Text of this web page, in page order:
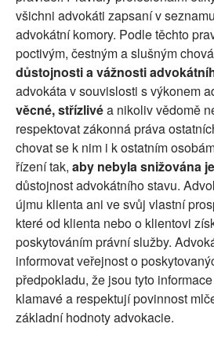
všichni advokáti zapsaní v
advokátní komory. Podle těchto
poctivým, čestným a slušným
důstojnosti a vážnosti
advokáta v souvislosti s výkonem
věcné, střízlivéa nikoliv vědomě
respektovat zákonná práva
chovat se k nim i k ostatním
řízení tak, aby nebyla snižována
důstojnost advokátního stavu.
újmu klienta ani ve svůj vlastní
které od klienta nebo o klientovi
poskytováním právní služby.
informovat veřejnost o
předpokladu, že jsou tyto
klamavé a respektují povinnost
základní hodnoty advokacie.